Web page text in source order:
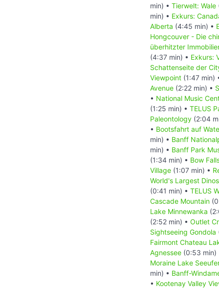
min) • Tierwelt: Wale
min) • Exkurs:
Alberta (4:45 min) •
Hongcouver - Die
überhitzter
(4:37 min) • Exkurs:
Schattenseite der
Viewpoint (1:47 min)
Avenue (2:22 min) •
• National Music
(1:25 min) • TELUS
Paleontology (2:04
• Bootsfahrt auf
min) • Banff
min) • Banff Park
(1:34 min) • Bow
Village (1:07 min) •
World's Largest
(0:41 min) • TELUS
Cascade Mountain
Lake Minnewanka
(2:52 min) • Outlet
Sightseeing Gondola
Fairmont Chateau
Agnessee (0:53
Moraine Lake
min) • Banff-
• Kootenay Valley